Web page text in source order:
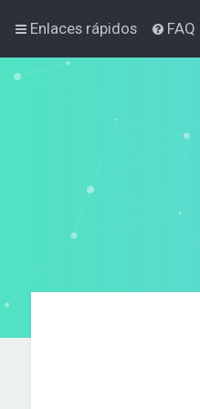
Enlaces rápidos FAQ